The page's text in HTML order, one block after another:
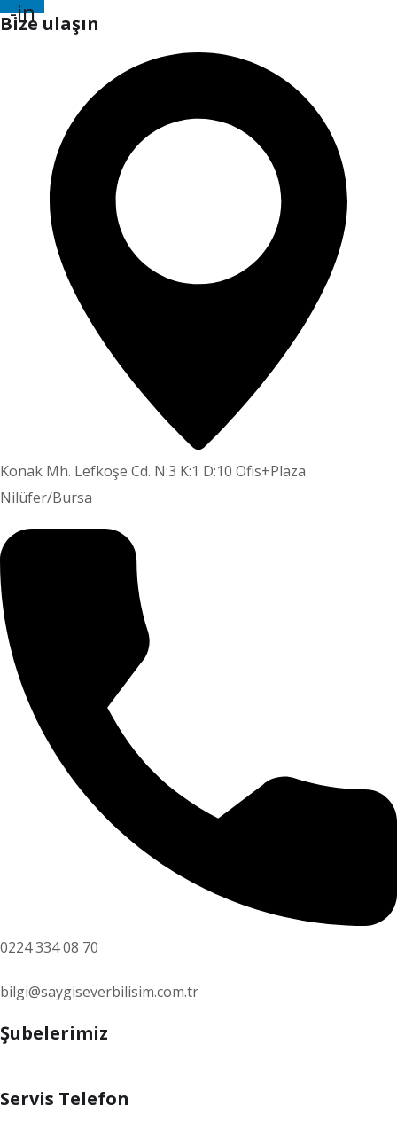
-in
Bize ulaşın
Konak Mh. Lefkoşe Cd. N:3 K:1 D:10 Ofis+Plaza
Nilüfer/Bursa
0224 334 08 70
bilgi@saygiseverbilisim.com.tr
Şubelerimiz
Servis Telefon